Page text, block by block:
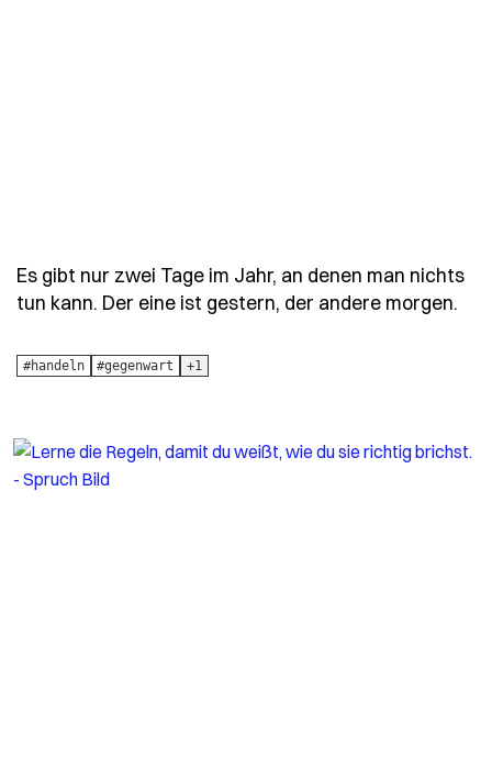
Es gibt nur zwei Tage im Jahr, an denen man nichts
tun kann. Der eine ist gestern, der andere morgen.
#handeln #gegenwart +1